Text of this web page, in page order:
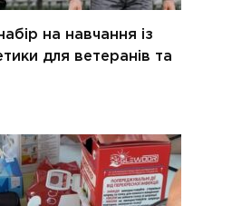
на навчання із
для ветеранів та